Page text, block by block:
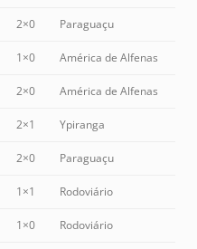
2×0 Paraguaçu
1×0 América de Alfenas
2×0 América de Alfenas
2×1 Ypiranga
2×0 Paraguaçu
1×1 Rodoviário
1×0 Rodoviário